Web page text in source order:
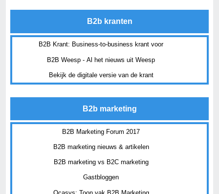
B2b kranten
B2B Krant: Business-to-business krant voor
B2B Weesp - Al het nieuws uit Weesp
Bekijk de digitale versie van de krant
B2b marketing
B2B Marketing Forum 2017
B2B marketing nieuws & artikelen
B2B marketing vs B2C marketing
Gastbloggen